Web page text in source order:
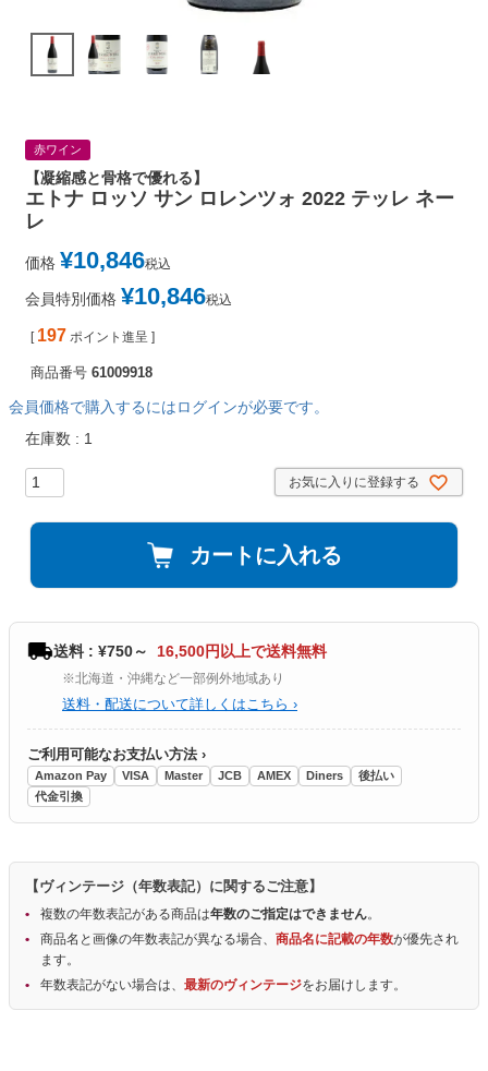
赤ワイン
【凝縮感と骨格で優れる】
エトナ ロッソ サン ロレンツォ 2022 テッレ ネー
レ
価格 ¥10,846税込
会員特別価格 ¥10,846税込
[ 197 ポイント進呈 ]
商品番号 61009918
会員価格で購入するにはログインが必要です。
在庫数
1
お気に入りに登録する
カートに入れる
送料 : ¥750～ 16,500円以上で送料無料
※北海道・沖縄など一部例外地域あり
送料・配送について詳しくはこちら ›
ご利用可能なお支払い方法 ›
Amazon Pay VISA Master JCB AMEX Diners
後払い
代金引換
【ヴィンテージ（年数表記）に関するご注意】
複数の年数表記がある商品は年数のご指定はできません。
商品名と画像の年数表記が異なる場合、 商品名に記載の年数が優先され
ます。
年数表記がない場合は、 最新のヴィンテージをお届けします。